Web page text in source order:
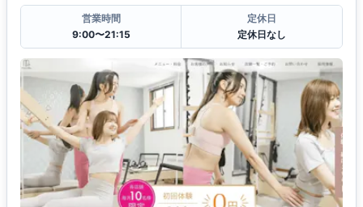
営業時間
9:00〜21:15
定休日
定休日なし